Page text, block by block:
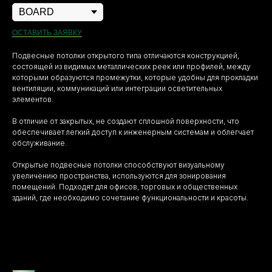
ОСТАВИТЬ ЗАЯВКУ
Подвесные потолки открытого типа отличаются конструкцией,
состоящей из видимых металлических реек или профилей, между
которыми образуются промежутки, которые удобны для прокладки
вентиляции, коммуникаций или интеграции осветительных
элементов.
В отличие от закрытых, не создают сплошной поверхности, что
обеспечивает легкий доступ к инженерным системам и облегчает
обслуживание.
Открытые подвесные потолки способствуют визуальному
увеличению пространства, используются для зонирования
помещений. Подходят для офисов, торговых и общественных
зданий, где необходимо сочетание функциональности и красоты.